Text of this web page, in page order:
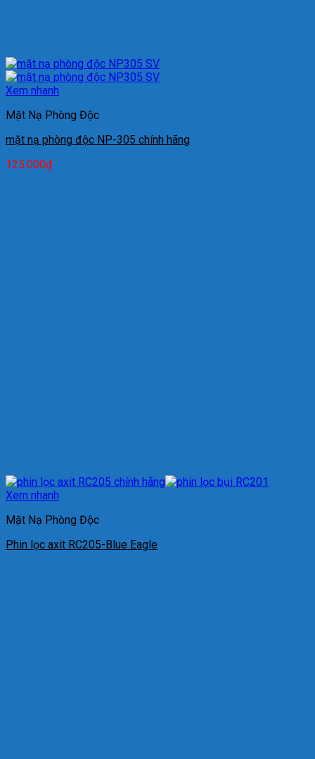
Xem nhanh
Mặt Nạ Phòng Độc
mặt nạ phòng độc NP-305 chính hãng
125.000₫
Xem nhanh
Mặt Nạ Phòng Độc
Phin lọc axit RC205-Blue Eagle